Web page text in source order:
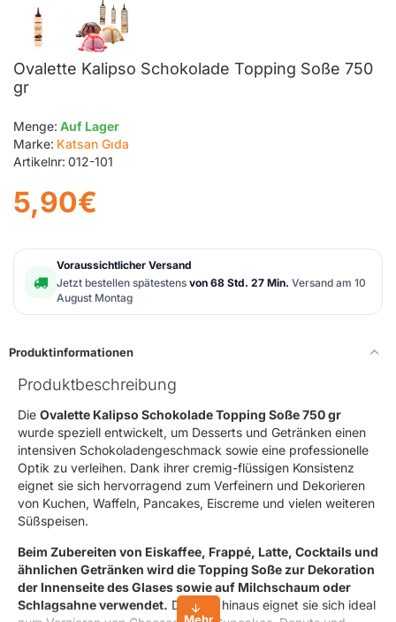
Ovalette Kalipso Schokolade Topping Soße 750
gr
Menge: Auf Lager
Marke: Katsan Gıda
Artikelnr: 012-101
5,90€
Voraussichtlicher Versand
Jetzt bestellen spätestens von 68 Std. 27 Min. Versand am 10
August Montag
Produktinformationen
Produktbeschreibung
Die Ovalette Kalipso Schokolade Topping Soße 750 gr
wurde speziell entwickelt, um Desserts und Getränken einen
intensiven Schokoladengeschmack sowie eine professionelle
Optik zu verleihen. Dank ihrer cremig-flüssigen Konsistenz
eignet sie sich hervorragend zum Verfeinern und Dekorieren
von Kuchen, Waffeln, Pancakes, Eiscreme und vielen weiteren
Süßspeisen.
Beim Zubereiten von Eiskaffee, Frappé, Latte, Cocktails und
ähnlichen Getränken wird die Topping Soße zur Dekoration
der Innenseite des Glases sowie auf Milchschaum oder
Schlagsahne verwendet. Darüber hinaus eignet sie sich ideal